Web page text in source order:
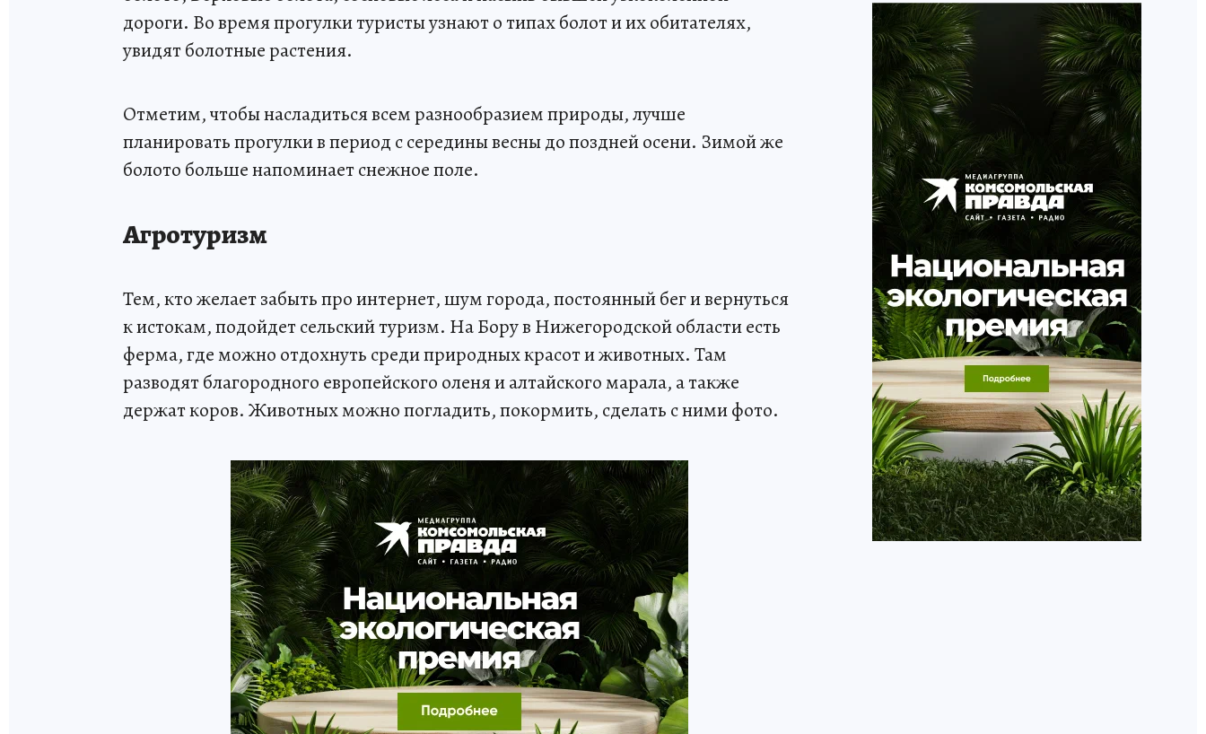
дороги. Во время прогулки туристы узнают о типах болот и их обитателях,
увидят болотные растения.
Отметим, чтобы насладиться всем разнообразием природы, лучше
планировать прогулки в период с середины весны до поздней осени. Зимой же
болото больше напоминает снежное поле.
Агротуризм
Тем, кто желает забыть про интернет, шум города, постоянный бег и вернуться
к истокам, подойдет сельский туризм. На Бору в Нижегородской области есть
ферма, где можно отдохнуть среди природных красот и животных. Там
разводят благородного европейского оленя и алтайского марала, а также
держат коров. Животных можно погладить, покормить, сделать с ними фото.